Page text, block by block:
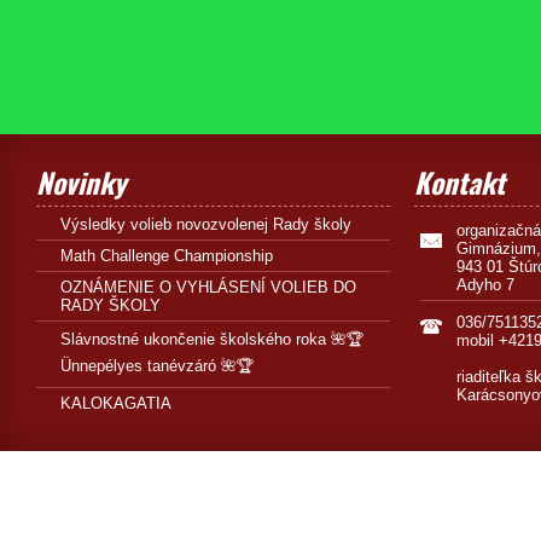
Novinky
Výsledky volieb novozvolenej Rady školy
Math Challenge Championship
OZNÁMENIE O VYHLÁSENÍ VOLIEB DO
RADY ŠKOLY
Slávnostné ukončenie školského roka 🌺🏆
Ünnepélyes tanévzáró 🌺🏆
KALOKAGATIA
Kontakt
943 01
Adyho 7
036/
mobil
riaditeľka